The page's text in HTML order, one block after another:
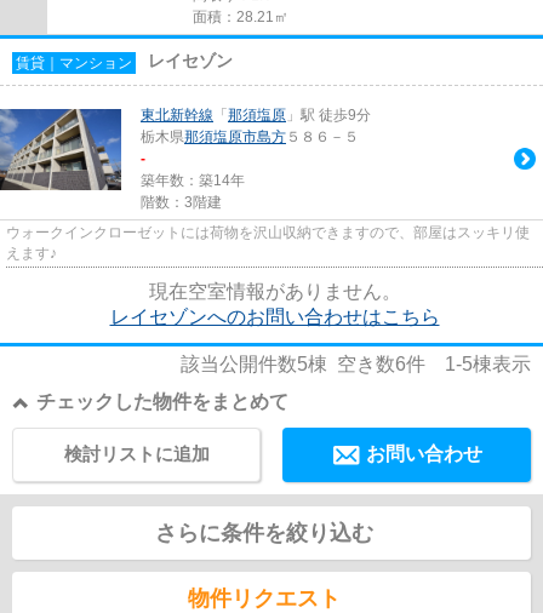
面積：28.21㎡
賃貸｜マンション レイセゾン
東北新幹線 「 那須塩原 」駅 徒歩9分
栃木県那須塩原市島方 ５８６－５
-
築年数：築14年
階数：3階建
ウォークインクローゼットには荷物を沢山収納できますので、部屋はスッキリ使
えます♪
現在空室情報がありません。
レイセゾンへのお問い合わせはこちら
該当公開件数5棟 空き数6件 1-5棟表示
チェックした物件をまとめて
お問い合わせ
検討リストに追加
さらに条件を絞り込む
物件リクエスト